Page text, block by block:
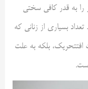
را به قدر کافی سختی
تعداد بسیاری از زنانی که
افتتحریک، بلکه به علت